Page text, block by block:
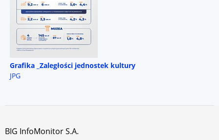
Grafika _Zaległości jednostek kultury
JPG
BIG InfoMonitor S.A.